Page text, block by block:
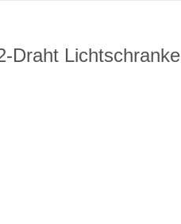
Draht Lichtschranke